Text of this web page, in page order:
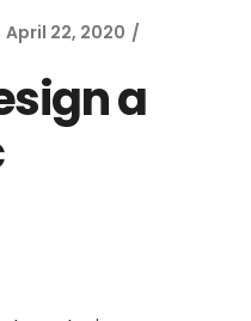
April 22, 2020
a